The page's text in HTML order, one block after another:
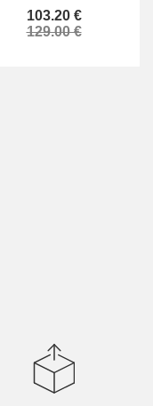
103.20 €
129.00 €